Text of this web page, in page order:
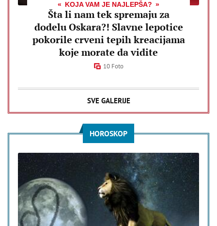
KOJA VAM JE NAJLEPŠA?
Šta li nam tek spremaju za
dodelu Oskara?! Slavne lepotice
pokorile crveni tepih kreacijama
koje morate da vidite
10 Foto
SVE GALERIJE
HOROSKOP